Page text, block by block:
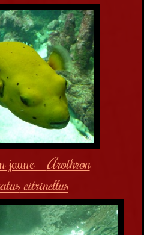
jaune - Arothron
citrinellus